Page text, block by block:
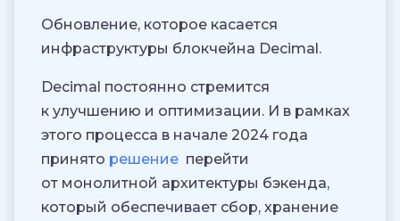
Обновление, которое касается
инфраструктуры блокчейна Decimal.
Decimal постоянно стремится
к улучшению и оптимизации. И в рамках
этого процесса в начале 2024 года
принято решение перейти
от монолитной архитектуры бэкенда,
который обеспечивает сбор, хранение